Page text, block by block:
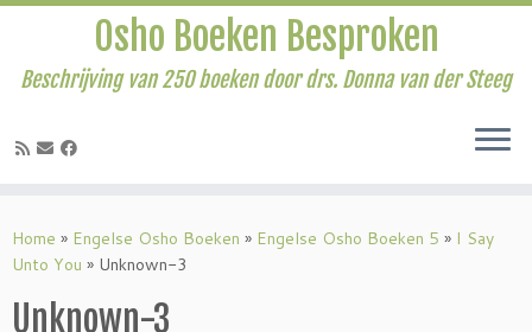
naar
inhoud
Osho Boeken Besproken
Beschrijving van 250 boeken door drs. Donna van der Steeg
Home » Engelse Osho Boeken » Engelse Osho Boeken 5 » I Say
Unto You » Unknown-3
Unknown-3